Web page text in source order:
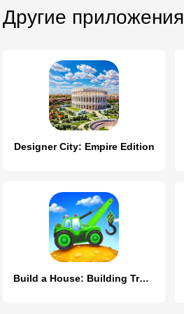
Другие приложения
Designer City: Empire Edition
Build a House: Building Trucks